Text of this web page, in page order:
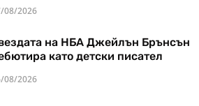
08/2026
на НБА Джейлън Брънсън
като детски писател
08/2026